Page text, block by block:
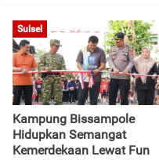
Sulsel
Kampung Bissampole
Hidupkan Semangat
Kemerdekaan Lewat Fun